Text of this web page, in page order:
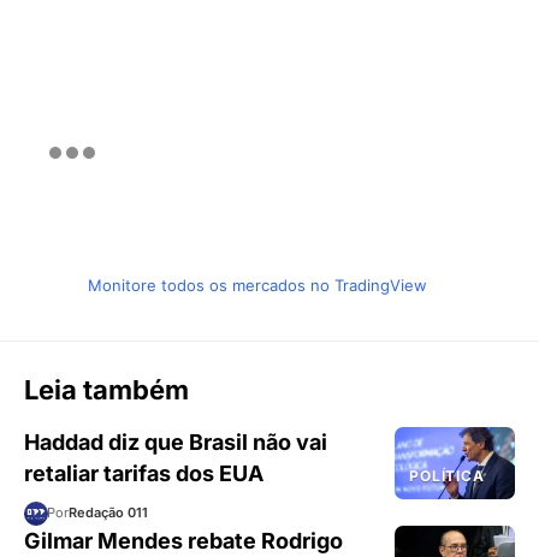
Monitore todos os mercados no TradingView
Leia também
POLÍTICA
Haddad diz que Brasil não vai
retaliar tarifas dos EUA
PorRedação 011
Gilmar Mendes rebate Rodrigo